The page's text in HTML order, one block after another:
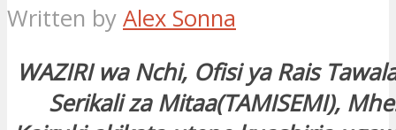
Written by Alex Sonna
WAZIRI wa Nchi, Ofisi ya Rais
Serikali za Mitaa(TAMISEMI),